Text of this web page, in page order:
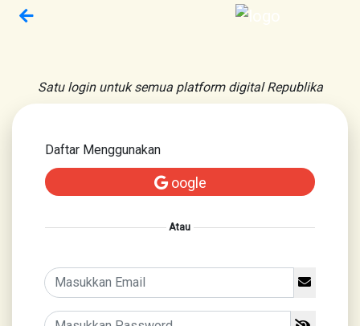
Satu login untuk semua platform digital Republika
Daftar Menggunakan
oogle
Atau